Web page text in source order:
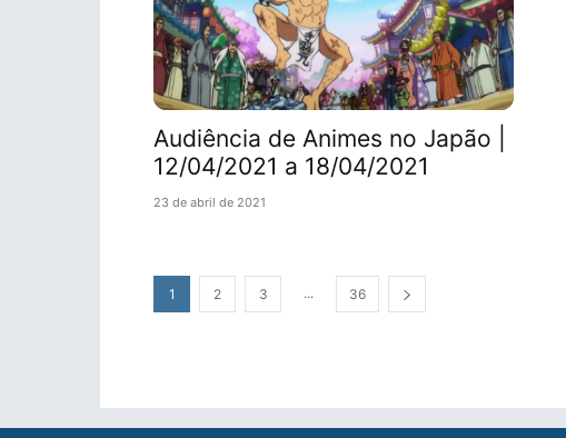
Audiência de Animes no Japão |
12/04/2021 a 18/04/2021
23 de abril de 2021
1 2 3 ... 36